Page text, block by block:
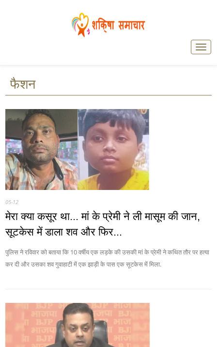
फैशन
05-12
मेरा क्या कसूर था... मां के प्रेमी ने ली मासूम की जान,
सूटकेस में डाला शव और फिर...
पुलिस ने रविवार को बताया कि 10 वर्षीय एक लड़के की उसकी मां के प्रेमी ने कथित तौर पर हत्या
कर दी और उसका शव गुवाहाटी में एक झाड़ी के पास एक सूटकेस में मिला.